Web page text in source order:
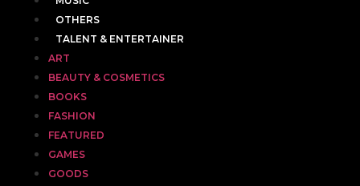
OTHERS
TALENT & ENTERTAINER
ART
BEAUTY & COSMETICS
BOOKS
FASHION
FEATURED
GAMES
GOODS